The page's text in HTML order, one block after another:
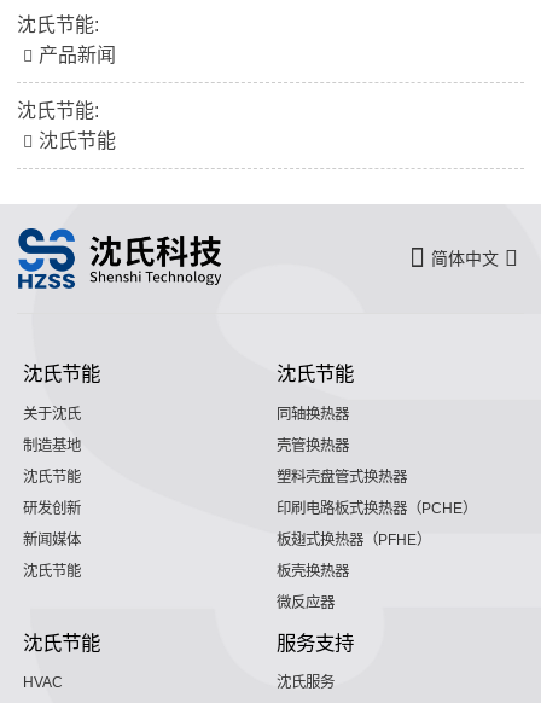
沈氏节能:
产品新闻
沈氏节能:
沈氏节能
简体中文
沈氏节能
关于沈氏
制造基地
沈氏节能
研发创新
新闻媒体
沈氏节能
沈氏节能
同轴换热器
壳管换热器
塑料壳盘管式换热器
印刷电路板式换热器（PCHE）
板翅式换热器（PFHE）
板壳换热器
微反应器
沈氏节能
HVAC
服务支持
沈氏服务